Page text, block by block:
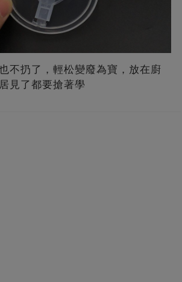
不扔了，輕松變廢為寶，放在廚
見了都要搶著學